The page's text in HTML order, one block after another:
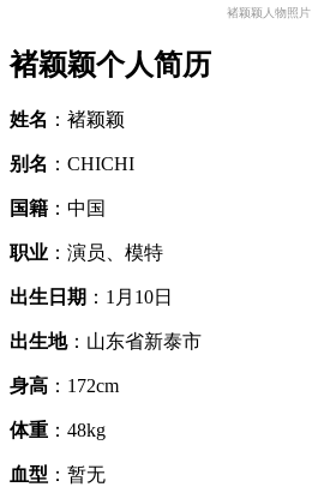
褚颖颖人物照片
褚颖颖个人简历
姓名 ：褚颖颖
别名 ：CHICHI
国籍 ：中国
职业 ：演员、模特
出生日期 ：1月10日
出生地：山东省新泰市
身高 ：172cm
体重 ：48kg
血型 ：暂无